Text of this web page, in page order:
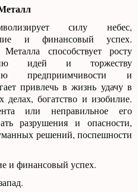
силу небес,
и финансовый успех.
способствует росту
идей и торжеству
предприимчивости и
привлечь в жизнь удачу в
богатство и изобилие.
или неправильное его
разрушения и опасности,
решений, поспешности
и финансовый успех.